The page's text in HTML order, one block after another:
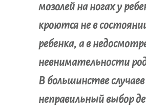
мозолей на ногах у
кроются не в
ребенка, а в
невнимательности
В большинстве
неправильный выбор